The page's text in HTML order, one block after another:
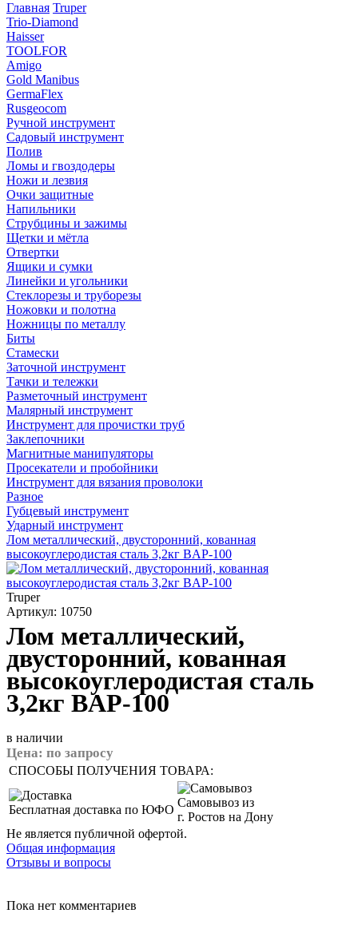
Главная Truper
Trio-Diamond
Haisser
TOOLFOR
Amigo
Gold Manibus
GermaFlex
Rusgeocom
Ручной инструмент
Садовый инструмент
Полив
Ломы и гвоздодеры
Ножи и лезвия
Очки защитные
Напильники
Струбцины и зажимы
Щетки и мётла
Отвертки
Ящики и сумки
Линейки и угольники
Стеклорезы и труборезы
Ножовки и полотна
Ножницы по металлу
Биты
Стамески
Заточной инструмент
Тачки и тележки
Разметочный инструмент
Малярный инструмент
Инструмент для прочистки труб
Заклепочники
Магнитные манипуляторы
Просекатели и пробойники
Инструмент для вязания проволоки
Разное
Губцевый инструмент
Ударный инструмент
Лом металлический, двусторонний, кованная
высокоуглеродистая сталь 3,2кг BAP-100
Truper
Артикул: 10750
Лом металлический,
двусторонний, кованная
высокоуглеродистая сталь
3,2кг BAP-100
в наличии
Цена: по запросу
СПОСОБЫ ПОЛУЧЕНИЯ ТОВАРА:
Бесплатная доставка по ЮФО
Самовывоз из
г. Ростов на Дону
Не является публичной офертой.
Общая информация
Отзывы и вопросы
Пока нет комментариев